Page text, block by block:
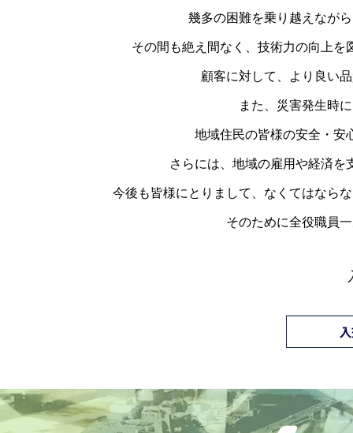
幾多の困難を乗り越えなが
その間も絶え間なく、技術力の向上を
顧客に対して、より良い
また、災害発生時に
地域住民の皆様の安全・安
さらには、地域の雇用や経済を
今後も皆様にとりまして、なくてはなら
そのために全役職員
入交建設株式会